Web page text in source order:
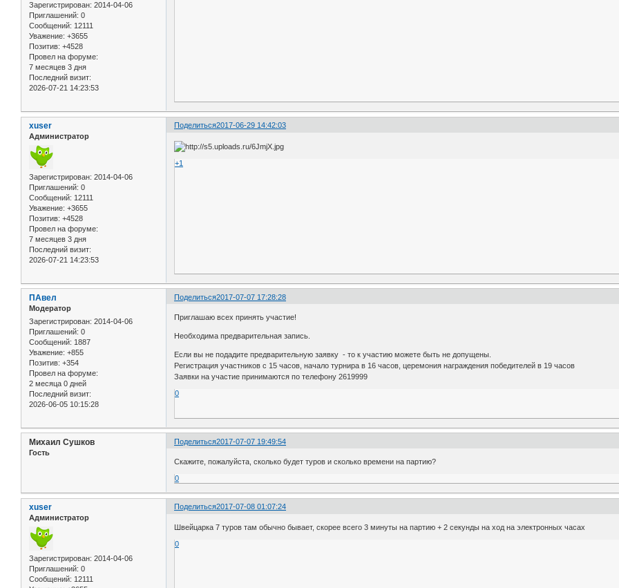
Зарегистрирован: 2014-04-06
Приглашений: 0
Сообщений: 12111
Уважение: +3655
Позитив: +4528
Провел на форуме:
7 месяцев 3 дня
Последний визит:
2026-07-21 14:23:53
Поделиться2017-06-29 14:42:03
xuser
Администратор
Зарегистрирован: 2014-04-06
Приглашений: 0
Сообщений: 12111
Уважение: +3655
Позитив: +4528
Провел на форуме:
7 месяцев 3 дня
Последний визит:
2026-07-21 14:23:53
+1
Поделиться2017-07-07 17:28:28
ПАвел
Модератор
Зарегистрирован: 2014-04-06
Приглашений: 0
Сообщений: 1887
Уважение: +855
Позитив: +354
Провел на форуме:
2 месяца 0 дней
Последний визит:
2026-06-05 10:15:28
Приглашаю всех принять участие!
Необходима предварительная запись.
Если вы не подадите предварительную заявку - то к участию можете быть не допущены.
Регистрация участников с 15 часов, начало турнира в 16 часов, церемония награждения победителей в 19 часов
Заявки на участие принимаются по телефону 2619999
0
Поделиться2017-07-07 19:49:54
Михаил Сушков
Гость
Скажите, пожалуйста, сколько будет туров и сколько времени на партию?
0
Поделиться2017-07-08 01:07:24
xuser
Администратор
Зарегистрирован: 2014-04-06
Приглашений: 0
Сообщений: 12111
Швейцарка 7 туров там обычно бывает, скорее всего 3 минуты на партию + 2 секунды на ход на электронных часах
0